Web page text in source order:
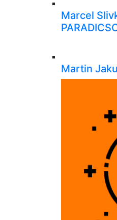
Marcel
Martin